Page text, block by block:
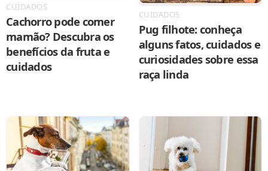
CUIDADOS
Cachorro pode comer
mamão? Descubra os
benefícios da fruta e
cuidados
CUIDADOS
Pug filhote: conheça
alguns fatos, cuidados e
curiosidades sobre essa
raça linda